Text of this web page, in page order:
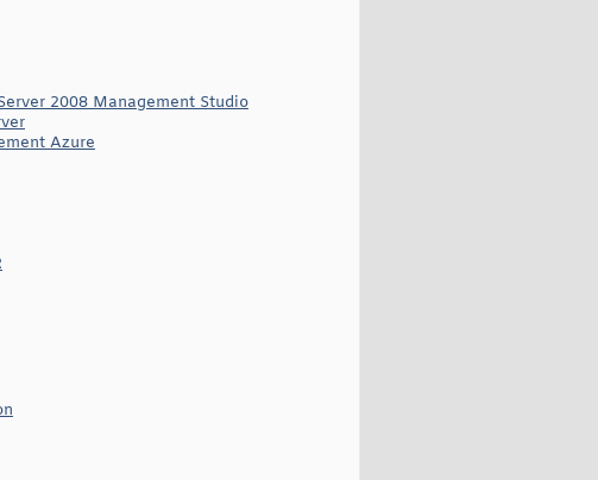
2008 Management Studio
Azure